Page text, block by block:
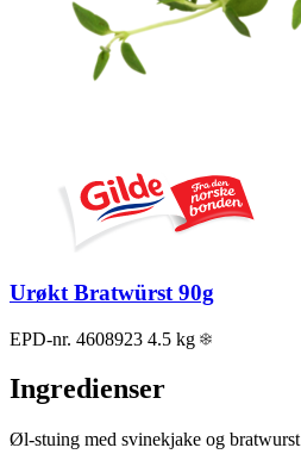
Urøkt Bratwürst 90g
EPD-nr. 4608923 4.5 kg
Ingredienser
Øl-stuing med svinekjake og bratwurst